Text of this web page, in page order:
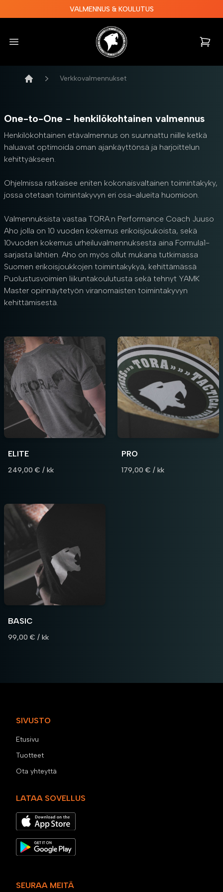
VALMENNUS & KOULUTUS
Open menu
Tora Tactical Fitness
items
Verkkovalmennukset
One-to-One - henkilökohtainen valmennus
Henkilökohtainen etävalmennus on suunnattu niille ketkä
haluavat optimoida oman ajankäyttönsä ja harjoittelun
kehittyäkseen.
Ohjelmissa ratkaisee eniten kokonaisvaltainen toimintakyky,
jossa otetaan toimintakyvyn eri osa-alueita huomioon.
Valmennuksista vastaa TORA:n Performance Coach Juuso
Aho jolla on 10 vuoden kokemus erikoisjoukoista, sekä
10vuoden kokemus urheiluvalmennuksesta aina Formula1-
sarjasta lähtien. Aho on myös ollut mukana tutkimassa
Suomen erikoisjoukkojen toimintakykyä, kehittämässä
Puolustusvoimien liikuntakoulutusta sekä tehnyt YAMK
Master opinnäytetyön viranomaisten toimintakyvyn
kehittämisestä.
ELITE
249,00 € / kk
PRO
179,00 € / kk
BASIC
99,00 € / kk
SIVUSTO
Etusivu
Tuotteet
Ota yhteyttä
LATAA SOVELLUS
SEURAA MEITÄ